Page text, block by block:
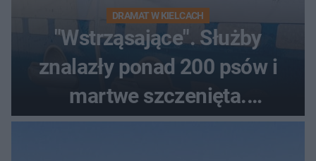
DRAMAT W KIELCACH
"Wstrząsające". Służby
znalazły ponad 200 psów i
martwe szczenięta.
Zatrzymano 35-latka